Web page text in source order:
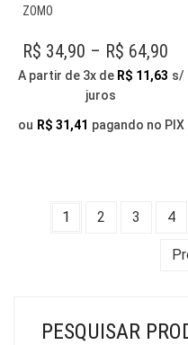
ZOMO
R$ 34,90 – R$ 64,90
A partir de 3x de R$ 11,63 s/
juros
ou R$ 31,41 pagando no PIX
1 2 3 4
PESQUISAR